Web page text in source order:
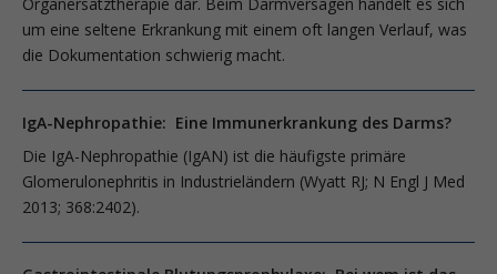
um eine seltene Erkrankung mit einem oft langen Verlauf, was
die Dokumentation schwierig macht.
IgA-Nephropathie: Eine Immunerkrankung des Darms?
Die IgA-Nephropathie (IgAN) ist die häufigste primäre
Glomerulonephritis in Industrieländern (Wyatt RJ; N Engl J Med
2013; 368:2402).